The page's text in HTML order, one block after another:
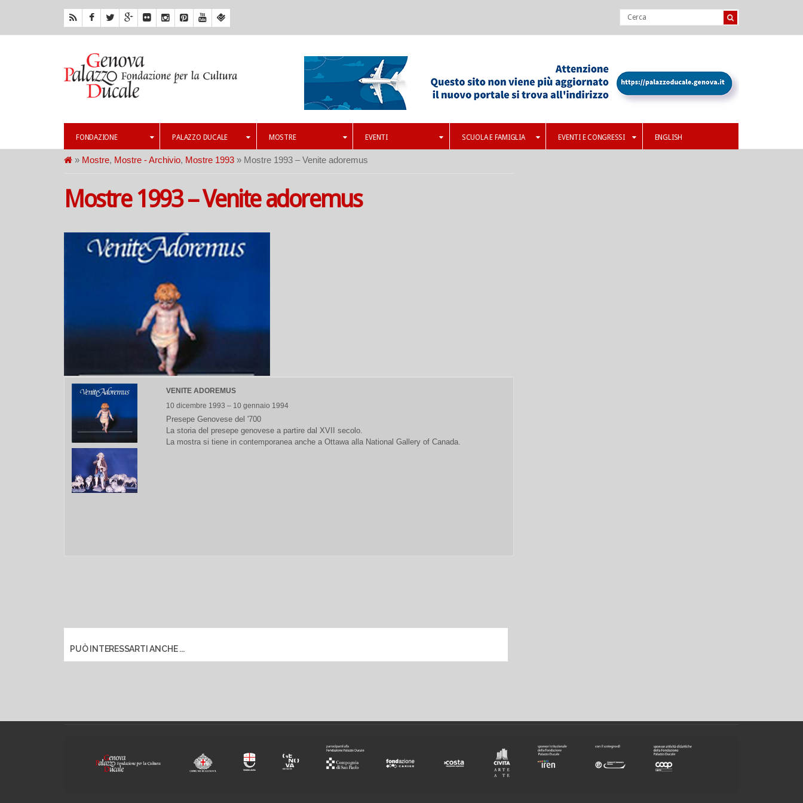
FONDAZIONE PALAZZO DUCALE MOSTRE EVENTI SCUOLA E FAMIGLIA EVENTI E CONGRESSI ENGLISH
» Mostre, Mostre - Archivio, Mostre 1993 » Mostre 1993 – Venite adoremus
Mostre 1993 – Venite adoremus
VENITE ADOREMUS
10 dicembre 1993 – 10 gennaio 1994
Presepe Genovese del '700
La storia del presepe genovese a partire dal XVII secolo.
La mostra si tiene in contemporanea anche a Ottawa alla National Gallery of Canada.
PUÒ INTERESSARTI ANCHE ...